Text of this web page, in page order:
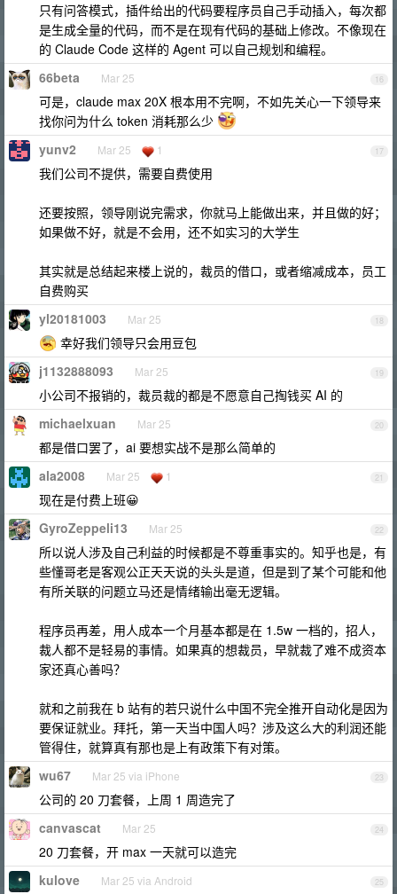
只有问答模式，插件给出的代码要程序员自己手动插入，每次都
是生成全量的代码，而不是在现有代码的基础上修改。不像现在
的 Claude Code 这样的 Agent 可以自己规划和编程。
16
66beta Mar 25
可是，claude max 20X 根本用不完啊，不如先关心一下领导来
找你问为什么 token 消耗那么少
17
yunv2 Mar 25 1
我们公司不提供，需要自费使用
还要按照，领导刚说完需求，你就马上能做出来，并且做的好；
如果做不好，就是不会用，还不如实习的大学生
其实就是总结起来楼上说的，裁员的借口，或者缩减成本，员工
自费购买
18
yl20181003 Mar 25
幸好我们领导只会用豆包
19
j1132888093 Mar 25
小公司不报销的，裁员裁的都是不愿意自己掏钱买 AI 的
20
michaelxuan Mar 25
都是借口罢了，ai 要想实战不是那么简单的
21
ala2008 Mar 25 1
现在是付费上班😀
22
GyroZeppeli13 Mar 25
所以说人涉及自己利益的时候都是不尊重事实的。知乎也是，有
些懂哥老是客观公正天天说的头头是道，但是到了某个可能和他
有所关联的问题立马还是情绪输出毫无逻辑。
程序员再差，用人成本一个月基本都是在 1.5w 一档的，招人，
裁人都不是轻易的事情。如果真的想裁员，早就裁了难不成资本
家还真心善吗？
就和之前我在 b 站有的若只说什么中国不完全推开自动化是因为
要保证就业。拜托，第一天当中国人吗？涉及这么大的利润还能
管得住，就算真有那也是上有政策下有对策。
23
wu67 Mar 25 via iPhone
公司的 20 刀套餐，上周 1 周造完了
24
canvascat Mar 25
20 刀套餐，开 max 一天就可以造完
25
kulove Mar 25 via Android